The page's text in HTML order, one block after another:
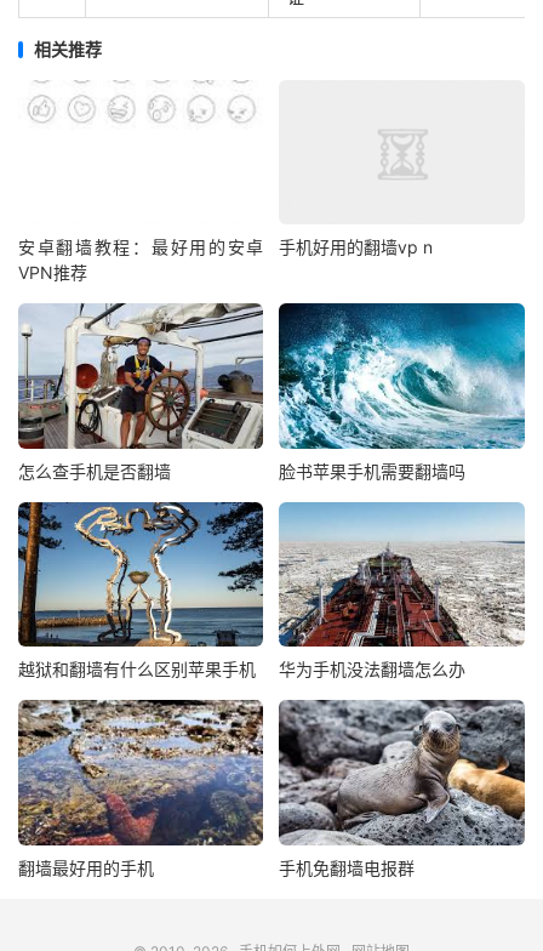
相关推荐
安卓翻墙教程：最好用的安卓
VPN推荐
手机好用的翻墙vp n
怎么查手机是否翻墙 脸书苹果手机需要翻墙吗
越狱和翻墙有什么区别苹果手机 华为手机没法翻墙怎么办
翻墙最好用的手机 手机免翻墙电报群